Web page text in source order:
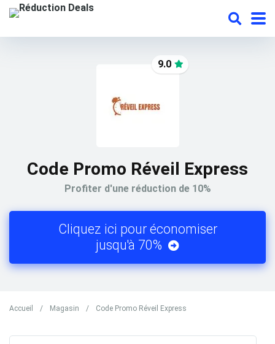
9.0
Code Promo Réveil Express
Profiter d'une réduction de 10%
Cliquez ici pour économiser
jusqu'à 70%
Accueil / Magasin / Code Promo Réveil Express